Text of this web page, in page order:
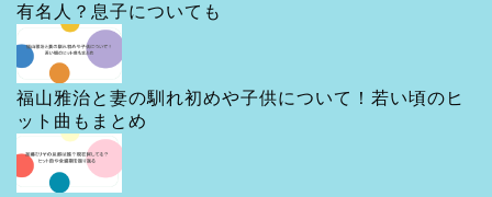
有名人？息子についても
福山雅治と妻の馴れ初めや子供について！若い頃のヒ
ット曲もまとめ